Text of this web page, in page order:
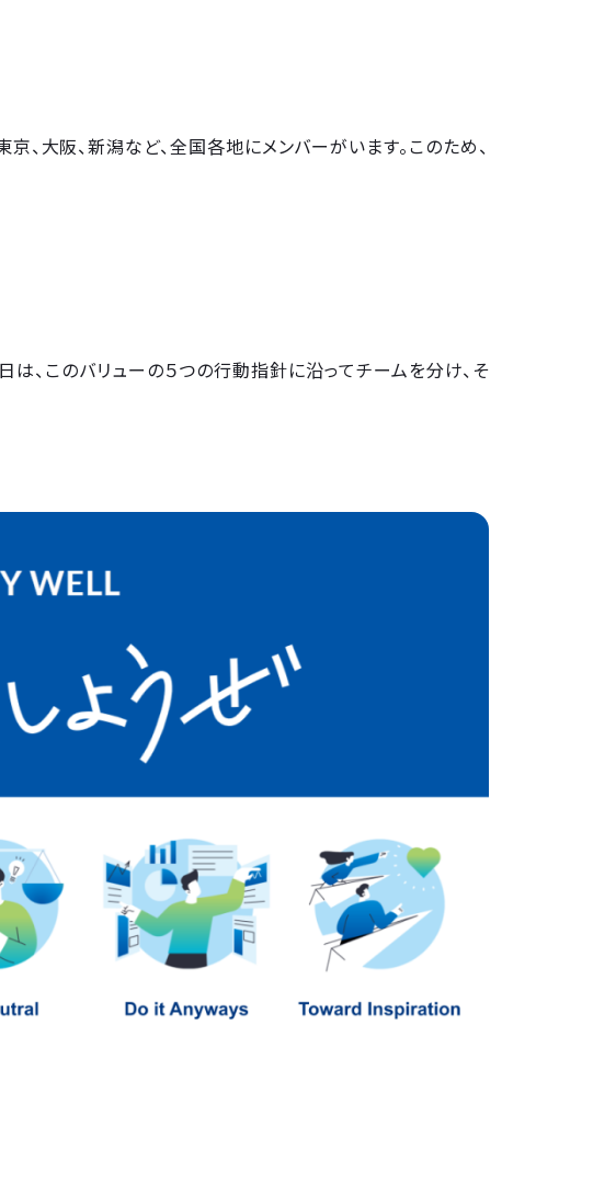
、大阪、新潟など、全国各地にメンバーがいます。このため、
は、このバリューの５つの行動指針に沿ってチームを分け、そ